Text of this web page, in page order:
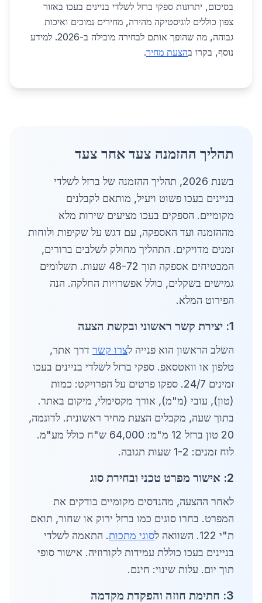
בסיכום, יתרונות ספקי ברזל לשלדי בניינים בעכו באזור
צפון כוללים לוגיסטיקה מהירה, מחירים נמוכים ואיכות
גבוהה, מה שהופך אותם לבחירה מובילה ב-2026. למידע
נוסף, בקרו בהצעת מחיר.
תהליך ההזמנה צעד אחר צעד
בשנת 2026, תהליך ההזמנה של ברזל לשלדי
בניינים בעכו פשוט ויעיל, מותאם לקבלנים
מקומיים. הספקים בעכו מציעים שירות מלא
מההזמנה ועד האספקה, עם דגש על שקיפות ולוחות
זמנים מדויקים. התהליך מחולק לשלבים ברורים,
המבטיחים אספקה תוך 48-72 שעות. תשלומים
גמישים בשקלים, כולל אפשרויות החלקה. הנה
הפירוט המלא.
1: יצירת קשר ראשוני ובקשת הצעה
השלב הראשון הוא פנייה לצרו קשר דרך אתר,
טלפון או וואטסאפ. ספקי ברזל לשלדי בניינים בעכו
זמינים 24/7. ספקו פרטים על הפרויקט: כמות
(טון), עובי (מ"מ), אורך מקסימלי, מיקום באתר.
בתוך שעה, מקבלים הצעת מחיר ראשונית. לדוגמה,
20 טון ברזל 12 מ"מ: 64,000 ש"ח כולל מע"מ.
לוח זמנים: 1-2 שעות תגובה.
2: אישור מפרט טכני ובחירת סוג
לאחר ההצעה, מהנדסים מקומיים בודקים את
המפרט. בחרו סוגים כמו ברזל ירוק או שחור, תואם
ת"י 122. השוואה ל
סוגי מתכות. התאמה לשלדי
בניינים בעכו כוללת עמידות לקורוזיה. אישור סופי
תוך יום. עלות שינוי: חינם.
3: חתימת חוזה והפקדת מקדמה